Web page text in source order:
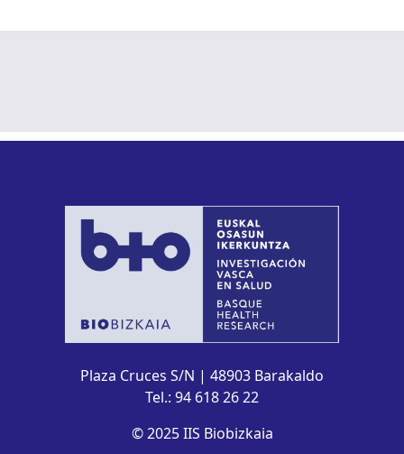
Plaza Cruces S/N | 48903 Barakaldo
Tel.: 94 618 26 22
© 2025 IIS Biobizkaia